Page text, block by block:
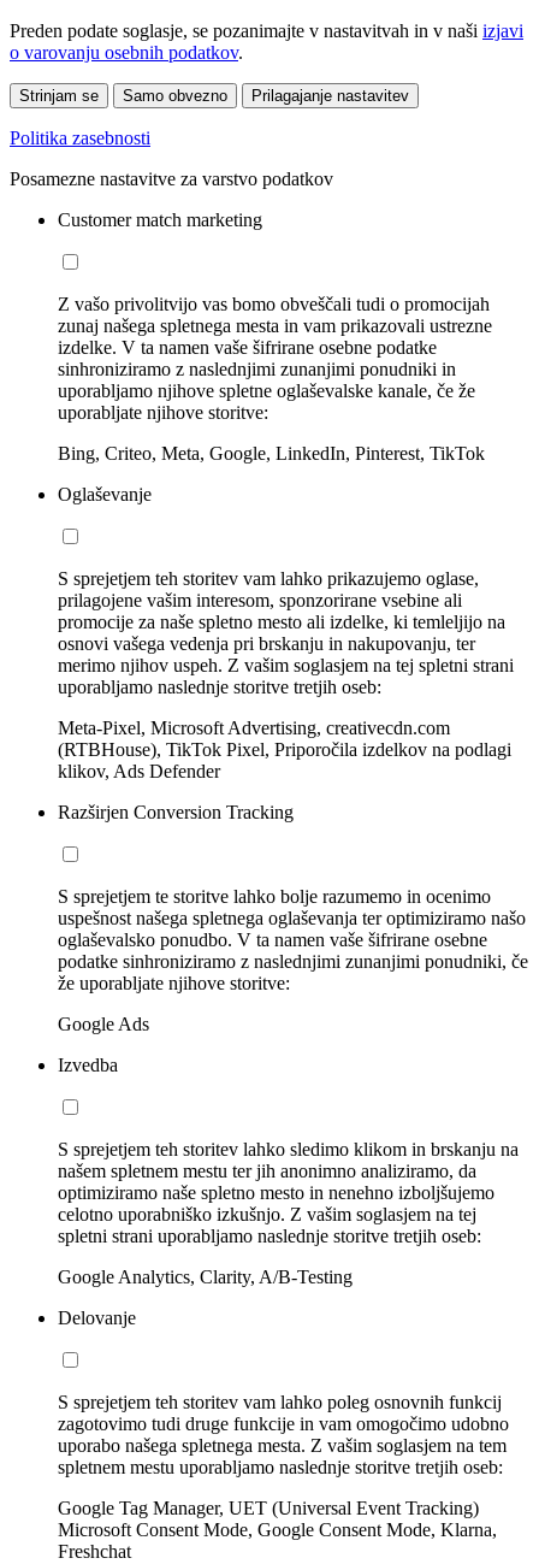
Preden podate soglasje, se pozanimajte v nastavitvah in v naši izjavi
o varovanju osebnih podatkov.
Strinjam se Samo obvezno Prilagajanje nastavitev
Politika zasebnosti
Posamezne nastavitve za varstvo podatkov
Customer match marketing
Z vašo privolitvijo vas bomo obveščali tudi o promocijah
zunaj našega spletnega mesta in vam prikazovali ustrezne
izdelke. V ta namen vaše šifrirane osebne podatke
sinhroniziramo z naslednjimi zunanjimi ponudniki in
uporabljamo njihove spletne oglaševalske kanale, če že
uporabljate njihove storitve:
Bing, Criteo, Meta, Google, LinkedIn, Pinterest, TikTok
Oglaševanje
S sprejetjem teh storitev vam lahko prikazujemo oglase,
prilagojene vašim interesom, sponzorirane vsebine ali
promocije za naše spletno mesto ali izdelke, ki temleljijo na
osnovi vašega vedenja pri brskanju in nakupovanju, ter
merimo njihov uspeh. Z vašim soglasjem na tej spletni strani
uporabljamo naslednje storitve tretjih oseb:
Meta-Pixel, Microsoft Advertising, creativecdn.com
(RTBHouse), TikTok Pixel, Priporočila izdelkov na podlagi
klikov, Ads Defender
Razširjen Conversion Tracking
S sprejetjem te storitve lahko bolje razumemo in ocenimo
uspešnost našega spletnega oglaševanja ter optimiziramo našo
oglaševalsko ponudbo. V ta namen vaše šifrirane osebne
podatke sinhroniziramo z naslednjimi zunanjimi ponudniki, če
že uporabljate njihove storitve:
Google Ads
Izvedba
S sprejetjem teh storitev lahko sledimo klikom in brskanju na
našem spletnem mestu ter jih anonimno analiziramo, da
optimiziramo naše spletno mesto in nenehno izboljšujemo
celotno uporabniško izkušnjo. Z vašim soglasjem na tej
spletni strani uporabljamo naslednje storitve tretjih oseb:
Google Analytics, Clarity, A/B-Testing
Delovanje
S sprejetjem teh storitev vam lahko poleg osnovnih funkcij
zagotovimo tudi druge funkcije in vam omogočimo udobno
uporabo našega spletnega mesta. Z vašim soglasjem na tem
spletnem mestu uporabljamo naslednje storitve tretjih oseb:
Google Tag Manager, UET (Universal Event Tracking)
Microsoft Consent Mode, Google Consent Mode, Klarna,
Freshchat